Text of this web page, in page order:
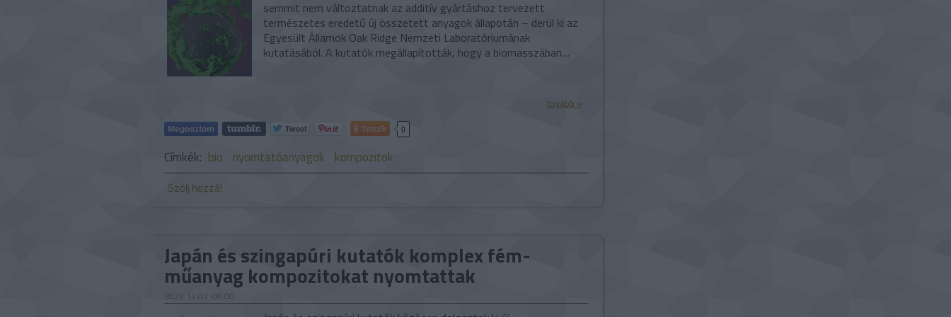
semmit nem változtatnak az additív gyártáshoz tervezett
természetes eredetű új összetett anyagok állapotán – derül ki az
Egyesült Államok Oak Ridge Nemzeti Laboratóriumának
kutatásából. A kutatók megállapították, hogy a biomasszában…
tovább »
Tetszik 0
Címkék: bio nyomtatóanyagok kompozitok
Szólj hozzá!
Japán és szingapúri kutatók komplex fém-
műanyag kompozitokat nyomtattak
2022.12.07. 08:00